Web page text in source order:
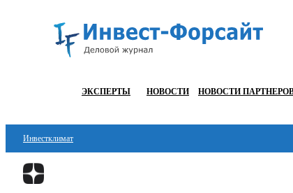
ЭКСПЕРТЫ НОВОСТИ НОВОСТИ
Инвестклимат
Финансы